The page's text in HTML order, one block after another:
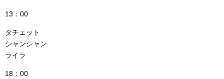
13：00
タチェット
シャンシャン
ライラ
18：00